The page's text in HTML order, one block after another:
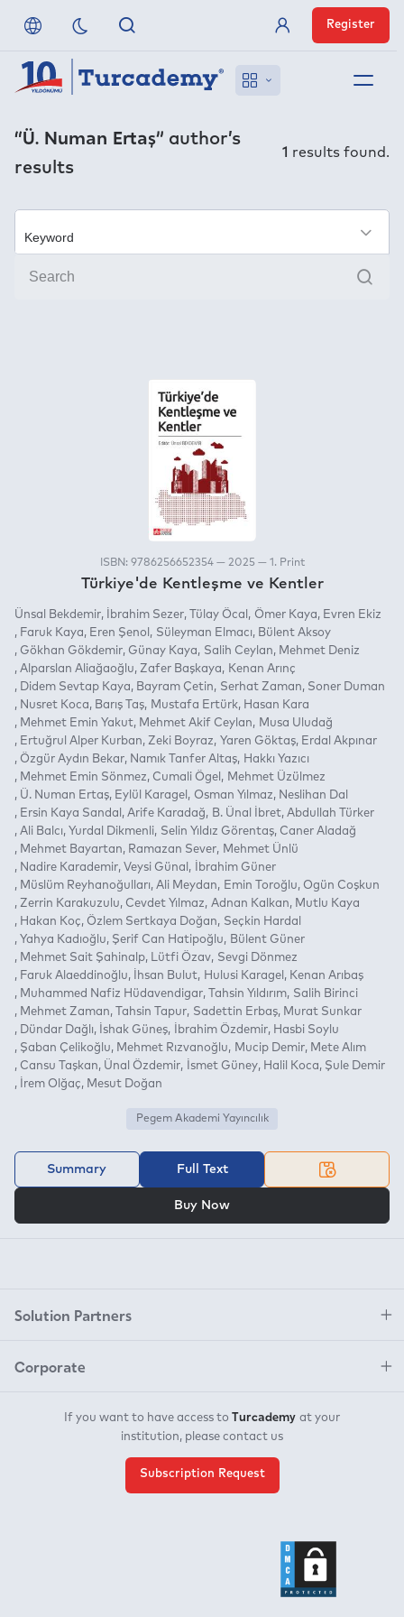
References
Off-Campus Access
FAQ
Member Login
Register
“Ü. Numan Ertaş” author’s
results
1 results found.
ISBN: 9786256652354 — 2025 — 1. Print
Türkiye'de Kentleşme ve Kentler
Ünsal Bekdemir İbrahim Sezer Tülay Öcal Ömer Kaya
Evren Ekiz
Faruk Kaya
Eren Şenol Süleyman Elmacı
Bülent Aksoy
Gökhan Gökdemir Günay Kaya Salih Ceylan
Mehmet Deniz
Alparslan Aliağaoğlu Zafer Başkaya
Kenan Arınç
Didem Sevtap Kaya
Bayram Çetin Serhat Zaman
Soner Duman
Nusret Koca
Barış Taş Mustafa Ertürk
Hasan Kara
Mehmet Emin Yakut
Mehmet Akif Ceylan
Musa Uludağ
Ertuğrul Alper Kurban Zeki Boyraz Yaren Göktaş
Erdal Akpınar
Özgür Aydın Bekar
Namık Tanfer Altaş
Hakkı Yazıcı
Mehmet Emin Sönmez
Cumali Ögel
Mehmet Üzülmez
Ü. Numan Ertaş
Eylül Karagel Osman Yılmaz
Neslihan Dal
Ersin Kaya Sandal
Arife Karadağ B. Ünal İbret Abdullah Türker
Ali Balcı
Yurdal Dikmenli Selin Yıldız Görentaş Caner Aladağ
Mehmet Bayartan
Ramazan Sever
Mehmet Ünlü
Nadire Karademir Veysi Günal
İbrahim Güner
Müslüm Reyhanoğulları Ali Meydan Emin Toroğlu
Ogün Coşkun
Zerrin Karakuzulu
Cevdet Yılmaz Adnan Kalkan
Mutlu Kaya
Hakan Koç
Özlem Sertkaya Doğan
Seçkin Hardal
Yahya Kadıoğlu
Şerif Can Hatipoğlu
Bülent Güner
Mehmet Sait Şahinalp
Lütfi Özav
Sevgi Dönmez
Faruk Alaeddinoğlu
İhsan Bulut Hulusi Karagel
Kenan Arıbaş
Muhammed Nafiz Hüdavendigar
Tahsin Yıldırım
Salih Birinci
Mehmet Zaman
Tahsin Tapur Sadettin Erbaş
Murat Sunkar
Dündar Dağlı
İshak Güneş İbrahim Özdemir
Hasbi Soylu
Şaban Çelikoğlu
Mehmet Rızvanoğlu Mucip Demir
Mete Alım
Cansu Taşkan
Ünal Özdemir İsmet Güney Halil Koca
Şule Demir
İrem Olğaç
Mesut Doğan
Pegem Akademi Yayıncılık
Summary Full Text
Buy Now
Solution Partners
Corporate
If you want to have access to Turcademy at your
institution, please contact us
Subscription Request